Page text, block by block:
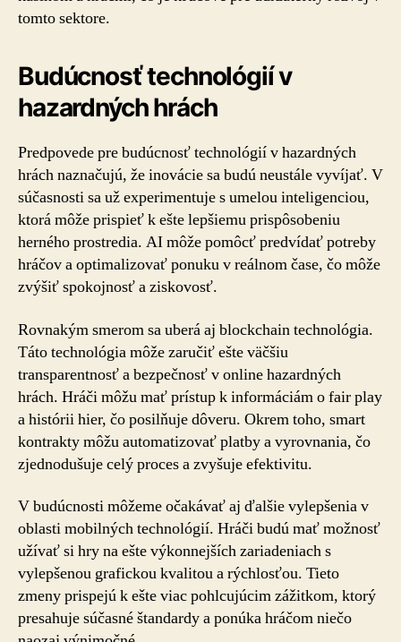
tomto sektore.
Budúcnosť technológií v
hazardných hrách
Predpovede pre budúcnosť technológií v hazardných
hrách naznačujú, že inovácie sa budú neustále vyvíjať. V
súčasnosti sa už experimentuje s umelou inteligenciou,
ktorá môže prispieť k ešte lepšiemu prispôsobeniu
herného prostredia. AI môže pomôcť predvídať potreby
hráčov a optimalizovať ponuku v reálnom čase, čo môže
zvýšiť spokojnosť a ziskovosť.
Rovnakým smerom sa uberá aj blockchain technológia.
Táto technológia môže zaručiť ešte väčšiu
transparentnosť a bezpečnosť v online hazardných
hrách. Hráči môžu mať prístup k informáciám o fair play
a histórii hier, čo posilňuje dôveru. Okrem toho, smart
kontrakty môžu automatizovať platby a vyrovnania, čo
zjednodušuje celý proces a zvyšuje efektivitu.
V budúcnosti môžeme očakávať aj ďalšie vylepšenia v
oblasti mobilných technológií. Hráči budú mať možnosť
užívať si hry na ešte výkonnejších zariadeniach s
vylepšenou grafickou kvalitou a rýchlosťou. Tieto
zmeny prispejú k ešte viac pohlcujúcim zážitkom, ktorý
presahuje súčasné štandardy a ponúka hráčom niečo